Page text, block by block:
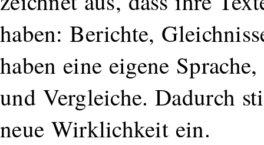
haben: Berichte,
haben eine eigene
und Vergleiche. Dadurch
neue Wirklichkeit ein.